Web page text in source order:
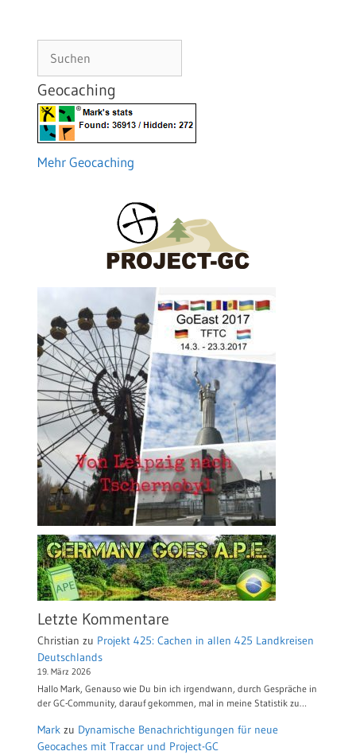
Suchen
Geocaching
Mehr Geocaching
Letzte Kommentare
Christian zu Projekt 425: Cachen in allen 425 Landkreisen
Deutschlands
19. März 2026
Hallo Mark, Genauso wie Du bin ich irgendwann, durch Gespräche in
der GC-Community, darauf gekommen, mal in meine Statistik zu…
Mark zu Dynamische Benachrichtigungen für neue
Geocaches mit Traccar und Project-GC